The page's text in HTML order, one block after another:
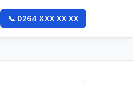
📞 0264 XXX XX XX